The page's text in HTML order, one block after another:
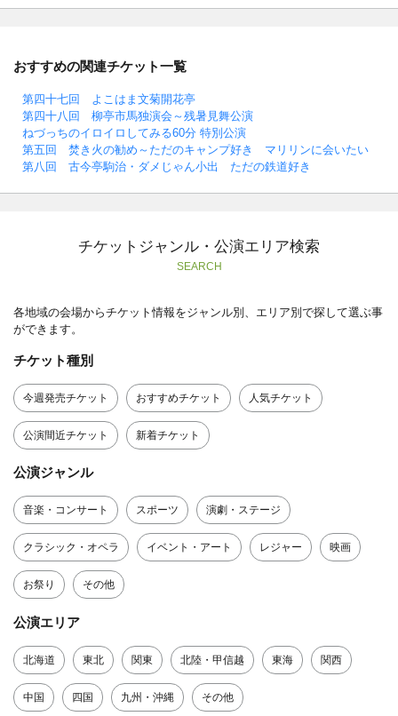
おすすめの関連チケット一覧
第四十七回 よこはま文菊開花亭
第四十八回 柳亭市馬独演会～残暑見舞公演
ねづっちのイロイロしてみる60分 特別公演
第五回 焚き火の勧め～ただのキャンプ好き マリリンに会いたい
第八回 古今亭駒治・ダメじゃん小出 ただの鉄道好き
チケットジャンル・公演エリア検索
SEARCH
各地域の会場からチケット情報をジャンル別、エリア別で探して選ぶ事
ができます。
チケット種別
今週発売チケット おすすめチケット 人気チケット
公演間近チケット 新着チケット
公演ジャンル
音楽・コンサート スポーツ 演劇・ステージ
クラシック・オペラ イベント・アート レジャー 映画
お祭り その他
公演エリア
北海道 東北 関東 北陸・甲信越 東海 関西
中国 四国 九州・沖縄 その他